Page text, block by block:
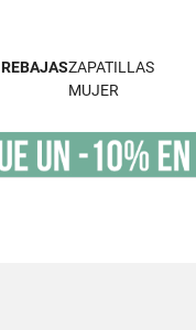
REBAJASZAPATILLAS
MUJER